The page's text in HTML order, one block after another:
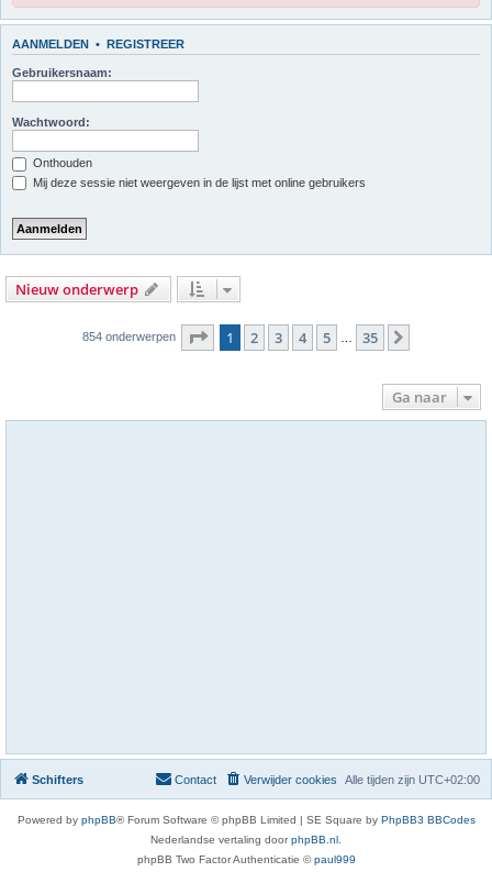
AANMELDEN • REGISTREER
Gebruikersnaam:
Wachtwoord:
Onthouden
Mij deze sessie niet weergeven in de lijst met online gebruikers
Nieuw onderwerp
854 onderwerpen Pagina van 35
1 2 3 4 5 35
Ga naar
Schifters Alle tijden zijn UTC+02:00
Verwijder cookies
Contact
Powered by phpBB® Forum Software © phpBB Limited | SE Square by PhpBB3 BBCodes
Nederlandse vertaling doorphpBB.nl.
phpBB Two Factor Authenticatie ©paul999